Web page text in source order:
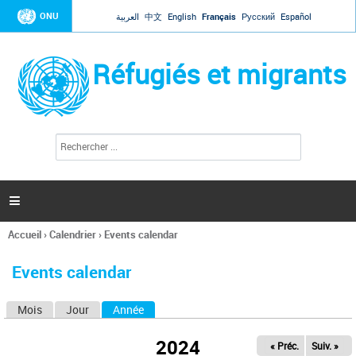
Jump to navigation
ONU العربية 中文 English Français Русский Español
Réfugiés et migrants
l
c
h
e

Vous
ici
Accueil›Calendrier› Events calendar
Events calendar
Mois Jour Année
2024 « Préc. Suiv. »